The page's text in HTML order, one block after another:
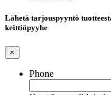
Lähetä tarjouspyyntö
keittiöpyyhe
×
Phone